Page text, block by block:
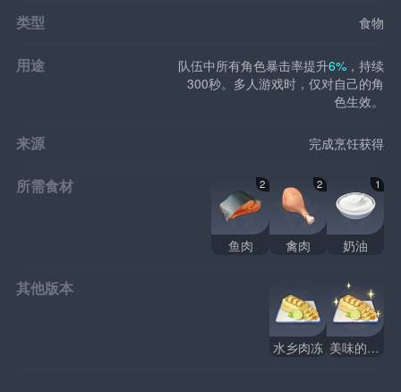
类型 食物
用途 队伍中所有角色暴击率提升6% ，持续
300秒。多人游戏时，仅对自己的角
色生效。
来源 完成烹饪获得
所需食材 2
鱼肉
2
禽肉
1
奶油
其他版本
水乡肉冻 美味的水乡肉冻